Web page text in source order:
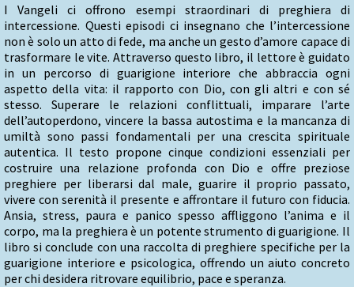
I Vangeli ci offrono esempi straordinari di preghiera di
intercessione. Questi episodi ci insegnano che l’intercessione
non è solo un atto di fede, ma anche un gesto d’amore capace di
trasformare le vite. Attraverso questo libro, il lettore è guidato
in un percorso di guarigione interiore che abbraccia ogni
aspetto della vita: il rapporto con Dio, con gli altri e con sé
stesso. Superare le relazioni conflittuali, imparare l’arte
dell’autoperdono, vincere la bassa autostima e la mancanza di
umiltà sono passi fondamentali per una crescita spirituale
autentica. Il testo propone cinque condizioni essenziali per
costruire una relazione profonda con Dio e offre preziose
preghiere per liberarsi dal male, guarire il proprio passato,
vivere con serenità il presente e affrontare il futuro con fiducia.
Ansia, stress, paura e panico spesso affliggono l’anima e il
corpo, ma la preghiera è un potente strumento di guarigione. Il
libro si conclude con una raccolta di preghiere specifiche per la
guarigione interiore e psicologica, offrendo un aiuto concreto
per chi desidera ritrovare equilibrio, pace e speranza.